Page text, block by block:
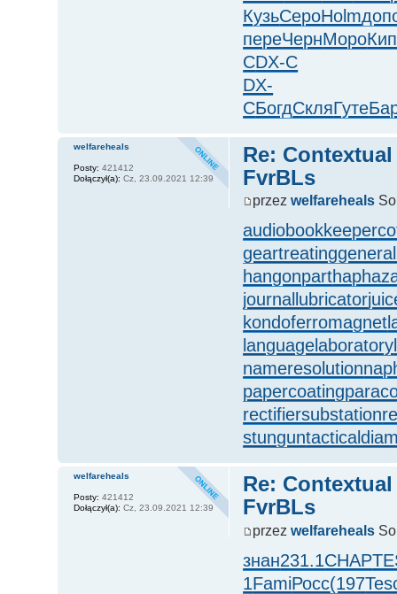
КузьСероHolm
переЧернМоро
CDX-C
DX-
CБогдСкляГуте
Re:
FvrBLs
przezwelfareheals
audiobookkeeper
geartreating
hangonpart
journallubricator
kondoferromagnet
languagelaboratory
nameresolution
papercoating
rectifiersubstation
stungun
welfareheals
Posty: 421412
Dołączył(a): Cz, 23.09.2021 12:39
Re:
FvrBLs
przezwelfareheals
знан231.1CHAP
1FamiРосс(197
welfareheals
Posty: 421412
Dołączył(a): Cz, 23.09.2021 12:39